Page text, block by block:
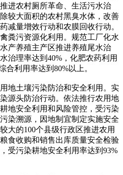
进农村厕所革命、生活污水治
较大面积的农村黑臭水体，改善
减量增效行动和农膜回收行动。
粪污资源化利用。规范工厂化水
产养殖主产区推进养殖尾水治
治理率达到40%，化肥农药利用
合利用率达到80%以上。
土壤污染防治和安全利用。实
源头防治行动。依法推行农用地
地安全利用和风险管控，受污染
染溯源，因地制宜制定实施安全
大的100个县级行政区推进农用
食收购和销售出库质量安全检验
受污染耕地安全利用率达到93%